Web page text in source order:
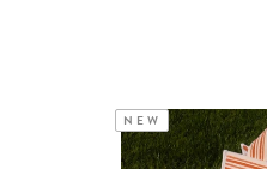
NEW